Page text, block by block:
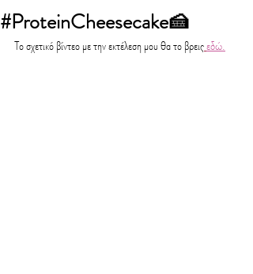
#ProteinCheesecake🍰
Το σχετικό βίντεο με την εκτέλεση μου θα το βρειςεδώ.